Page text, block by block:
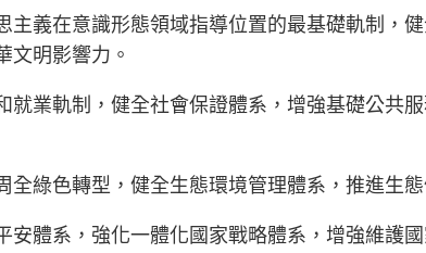
義在意識形態領域指導位置的最基礎軌制，
文明影響力。
業軌制，健全社會保證體系，增強基礎公共
綠色轉型，健全生態環境管理體系，推進生
體系，強化一體化國家戰略體系，增強維護